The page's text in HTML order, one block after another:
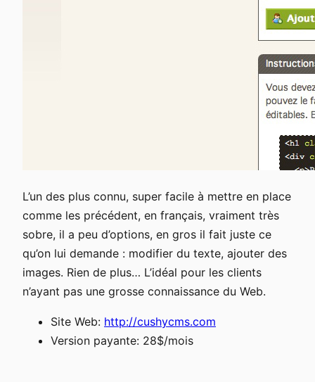
L’un des plus connu, super facile à mettre en place
comme les précédent, en français, vraiment très
sobre, il a peu d’options, en gros il fait juste ce
qu’on lui demande : modifier du texte, ajouter des
images. Rien de plus… L’idéal pour les clients
n’ayant pas une grosse connaissance du Web.
Site Web: http://cushycms.com
Version payante: 28$/mois